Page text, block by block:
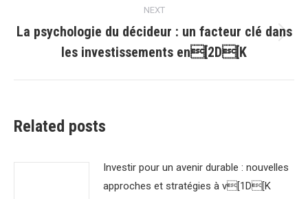
NEXT
post:
La psychologie du décideur : un facteur clé dans
les investissements en[2D[K
Related posts
Investir pour un avenir durable : nouvelles
approches et stratégies à v[1D[K